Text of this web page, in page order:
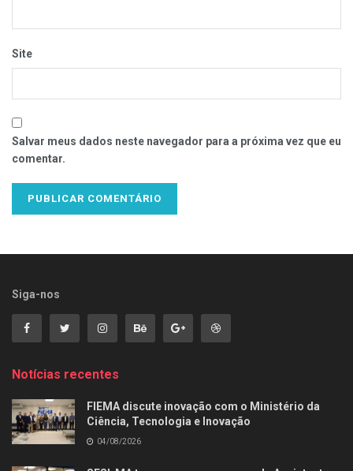
Site
Salvar meus dados neste navegador para a próxima vez que eu
comentar.
Siga-nos
Notícias recentes
FIEMA discute inovação com o Ministério da
Ciência, Tecnologia e Inovação
04/08/2026